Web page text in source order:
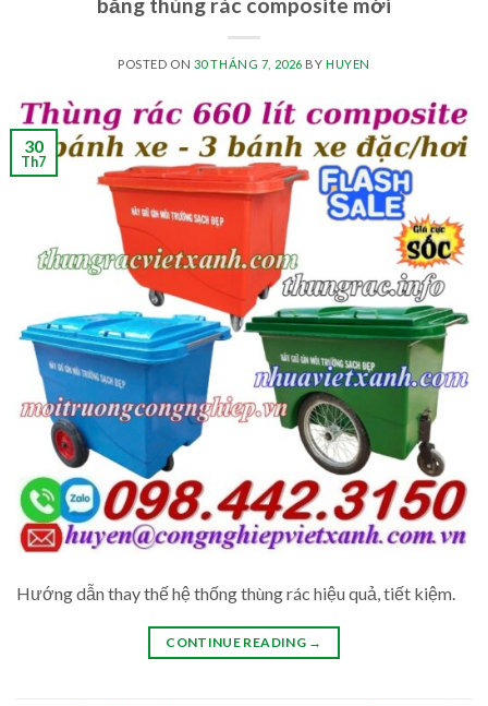
POSTED ON 30 THÁNG 7, 2026 BY HUYEN
30
Th7
Hướng dẫn thay thế hệ thống thùng rác hiệu quả, tiết kiệm.
CONTINUE READING →